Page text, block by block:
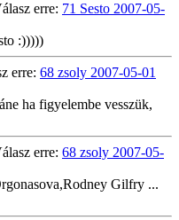
erre: 71 Sesto 2007-05-
:)))))
erre: 68 zsoly 2007-05-01
ha figyelembe vesszük,
erre: 68 zsoly 2007-05-
Gilfry ...